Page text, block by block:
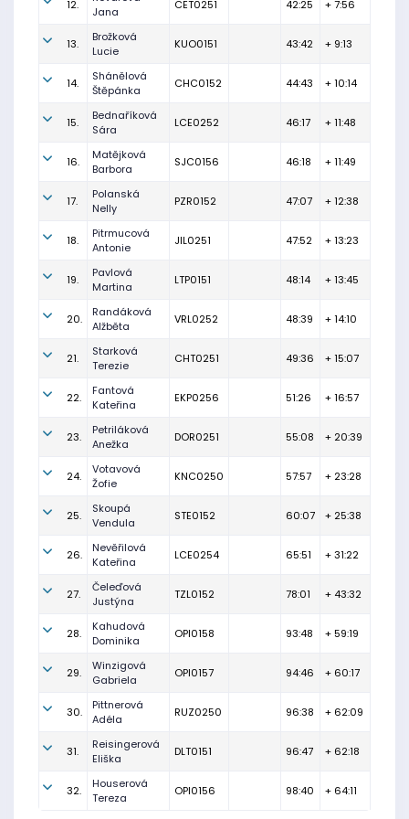
12.
Jana
CET0251 42:25 + 7:56
13.
Brožková
Lucie
KUO0151 43:42 + 9:13
14.
Shánělová
Štěpánka
CHC0152 44:43 + 10:14
15.
Bednaříková
Sára
LCE0252 46:17 + 11:48
16.
Matějková
Barbora
SJC0156 46:18 + 11:49
17.
Polanská
Nelly
PZR0152 47:07 + 12:38
18.
Pitrmucová
Antonie
JIL0251 47:52 + 13:23
19.
Pavlová
Martina
LTP0151 48:14 + 13:45
20.
Randáková
Alžběta
VRL0252 48:39 + 14:10
21.
Starková
Terezie
CHT0251 49:36 + 15:07
22.
Fantová
Kateřina
EKP0256 51:26 + 16:57
23.
Petriláková
Anežka
DOR0251 55:08 + 20:39
24.
Votavová
Žofie
KNC0250 57:57 + 23:28
25.
Skoupá
Vendula
STE0152 60:07 + 25:38
26.
Nevěřilová
Kateřina
LCE0254 65:51 + 31:22
27.
Čeleďová
Justýna
TZL0152 78:01 + 43:32
28.
Kahudová
Dominika
OPI0158 93:48 + 59:19
29.
Winzigová
Gabriela
OPI0157 94:46 + 60:17
30.
Pittnerová
Adéla
RUZ0250 96:38 + 62:09
31.
Reisingerová
Eliška
DLT0151 96:47 + 62:18
32.
Houserová
Tereza
OPI0156 98:40 + 64:11